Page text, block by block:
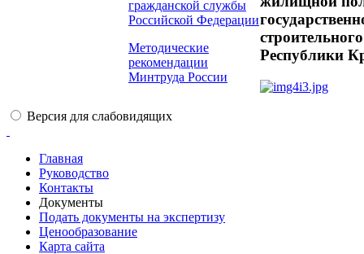
гражданской службы
Российской Федерации
Методические
рекомендации
Минтруда России
Республики
Версия для слабовидящих
Главная
Руководство
Контакты
Документы
Подать документы на экспертизу
Ценообразование
Карта сайта